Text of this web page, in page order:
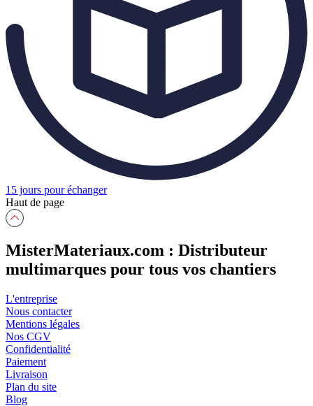
15 jours pour échanger
Haut de page
MisterMateriaux.com : Distributeur
multimarques pour tous vos chantiers
L'entreprise
Nous contacter
Mentions légales
Nos CGV
Confidentialité
Paiement
Livraison
Plan du site
Blog